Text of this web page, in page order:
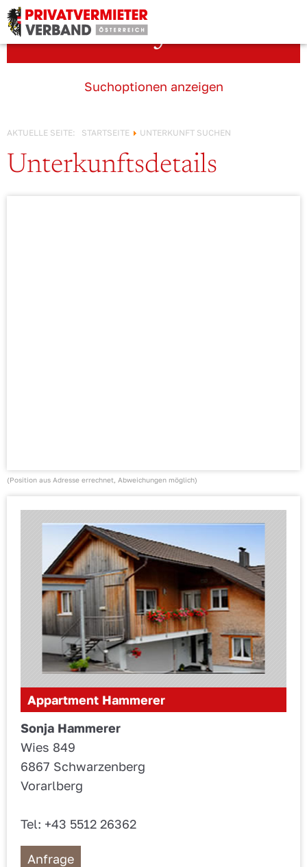
Unterkunft suchen
Suchoptionen anzeigen
AKTUELLE SEITE: STARTSEITE UNTERKUNFT SUCHEN
Unterkunftsdetails
(Position aus Adresse errechnet, Abweichungen möglich)
Appartment Hammerer
Sonja Hammerer
Wies 849
6867 Schwarzenberg
Vorarlberg
Tel: +43 5512 26362
Anfrage